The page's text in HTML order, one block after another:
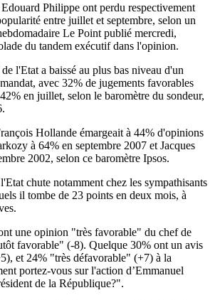
Philippe ont perdu respectivement
entre juillet et septembre, selon un
Le Point publié mercredi,
du tandem exécutif dans l'opinion.
l'Etat a baissé au plus bas niveau d'un
avec 32% de jugements favorables
en juillet, selon le baromètre du sondeur,
Hollande émargeait à 44% d'opinions
à 64% en septembre 2007 et Jacques
2002, selon ce baromètre Ipsos.
chute notamment chez les sympathisants
il tombe de 23 points en deux mois, à
une opinion "très favorable" du chef de
favorable" (-8). Quelque 30% ont un avis
et 24% "très défavorable" (+7) à la
portez-vous sur l'action d’Emmanuel
de la République?".